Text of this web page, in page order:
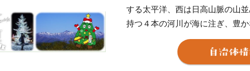
する太平洋、西は日高山脈の山
持つ４本の河川が海に注ぎ、豊
林業を基幹産業として発展して
十勝港は、日本で唯一の町が管
最短距離に位置するため海上輸